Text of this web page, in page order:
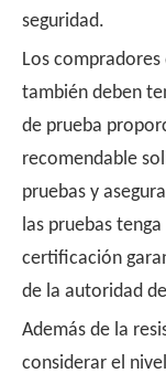
seguridad.
Los
también deben
de prueba
recomendable
pruebas y
las pruebas
certificación
de la autoridad
Además de la
considerar el